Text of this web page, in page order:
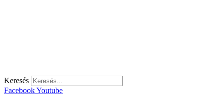
Keresés
FacebookYoutube